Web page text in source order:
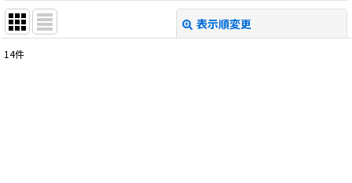
表示順変更
14件